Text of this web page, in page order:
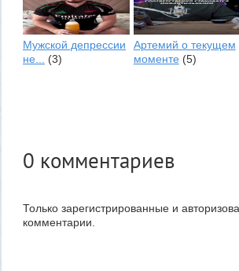
Мужской депрессии
не... (3)
Артемий о текущем
моменте (5)
0 комментариев
Только зарегистрированные и
комментарии.